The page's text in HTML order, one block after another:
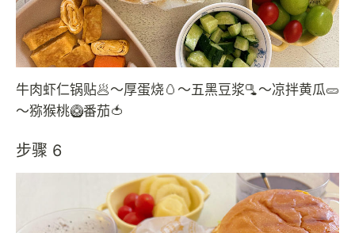
牛肉虾仁锅贴🥟～厚蛋烧🥚～五黑豆浆🫗～凉拌黄瓜🥒
～猕猴桃🥝番茄🍅
步骤 6